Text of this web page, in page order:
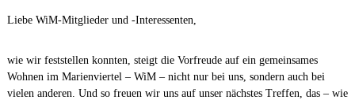
Liebe WiM-Mitglieder und -Interessenten,
wie wir feststellen konnten, steigt die Vorfreude auf ein gemeinsames
Wohnen im Marienviertel – WiM – nicht nur bei uns, sondern auch bei
vielen anderen. Und so freuen wir uns auf unser nächstes Treffen, das – wie